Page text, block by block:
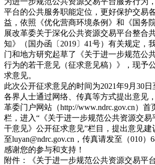
平台的公共服务职能定位，更好保护交易
益，依照《优化营商环境条例》和《国务
展改革委关于深化公共资源交易平台整合
知》（国办函〔2019〕41号）有关规定，
门和地方研究起草了《关于进一步规范公
行为的若干意见（征求意见稿）》，现予
求意见。
此次公开征求意见的时间为2021年9月30日
各界人士通过网络、传真等方式提出意见
革委门户网站（http://www.ndrc.gov.cn）首
栏，进入“《关于进一步规范公共资源交
干意见》公开征求意见”栏目，提出意见
至luyan@ndrc.gov.cn，传真请发至（010）
感谢您的参与和支持！
附件：《关于进一步规范公共资源交易平